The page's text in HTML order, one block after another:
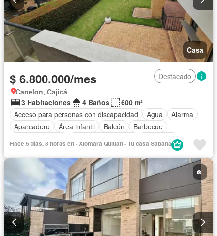
Casa
$ 6.800.000/mes
Destacado
Canelon, Cajicá
3 Habitaciones
4 Baños
600 m²
Acceso para personas con discapacidad
Agua
Alarma
Aparcadero
Área infantil Balcón
Barbecue
Chimenea
Electricidad
Gas natural
Gimnasio Jacuzzi Jardín Patio
Piscina
Vigilante
Sauna Seguridad privada
Tanque de agua
Terraza
Vista panorámica
Permite mascotas
Permite niños
Solo familias
Hace 5 días, 8 horas en - Xiomara Quitian - Tu casa Sabana